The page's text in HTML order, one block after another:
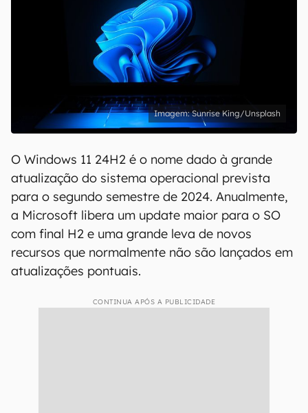
Sunrise King/Unsplash
O Windows 11 24H2 é o nome dado à grande
atualização do sistema operacional prevista
para o segundo semestre de 2024. Anualmente,
a Microsoft libera um update maior para o SO
com final H2 e uma grande leva de novos
recursos que normalmente não são lançados em
atualizações pontuais.
CONTINUA APÓS A PUBLICIDADE